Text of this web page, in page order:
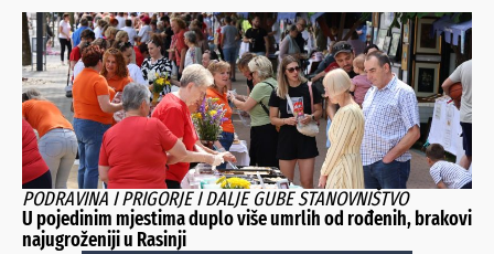
PODRAVINA I PRIGORJE I DALJE GUBE STANOVNIŠTVO
U pojedinim mjestima duplo više umrlih od rođenih, brakovi
najugroženiji u Rasinji